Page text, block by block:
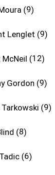
9
Lenglet 9
12
Gordon 9
9
8
6